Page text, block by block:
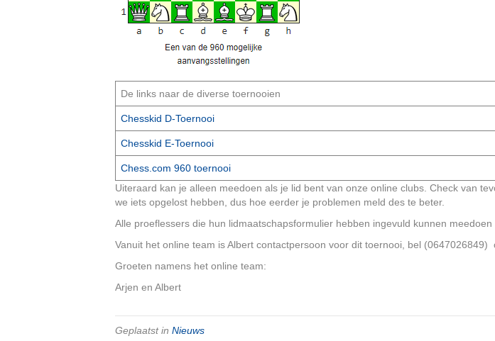
De links naar de diverse toernooien
Chesskid D-Toernooi
Chesskid E-Toernooi
Chess.com 960 toernooi
Uiteraard kan je alleen meedoen als je lid bent van onze online clubs. Check van
we iets opgelost hebben, dus hoe eerder je problemen meld des te beter.
Alle proeflessers die hun lidmaatschapsformulier hebben ingevuld kunnen
Vanuit het online team is Albert contactpersoon voor dit toernooi, bel (0647026849)
Groeten namens het online team:
Arjen en Albert
Geplaatst in Nieuws